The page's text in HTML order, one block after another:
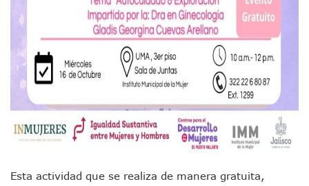
Detienen A Cuatro Hombres Armados En Bucerías;
Yussara Canales Pide Transparencia Sobre Nuevo
Adultos Mayores De Ixtapa Tendrán Una “Casa De Día”
Mujeres Recorren Calles De Ixtapa Para Identificar
Bruno Blancas Convoca A Mesa De Análisis Para La
CUCosta E IMSS Nayarit Avanzan En Acuerdos Para
Videos De Presunto Convoy Armado Desatan Operativo
Playa Las Cocinas: Retiran Concesión Y Anuncian Plan De
Dr. Álvarez Zayas Dirige Plan De Salud Animal Y
Por Desaparición Forzada, Expolicías De Nayarit
Orgullo Vallartense: Zhoemí Luévanos Competirá En El
Esta actividad que se realiza de manera gratuita,